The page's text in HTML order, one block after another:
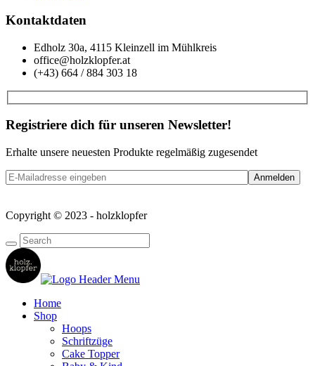
Kontaktdaten
Edholz 30a, 4115 Kleinzell im Mühlkreis
office@holzklopfer.at
(+43) 664 / 884 303 18
Registriere dich für unseren Newsletter!
Erhalte unsere neuesten Produkte regelmäßig zugesendet
Copyright © 2023 - holzklopfer
Home
Shop
Hoops
Schriftzüge
Cake Topper